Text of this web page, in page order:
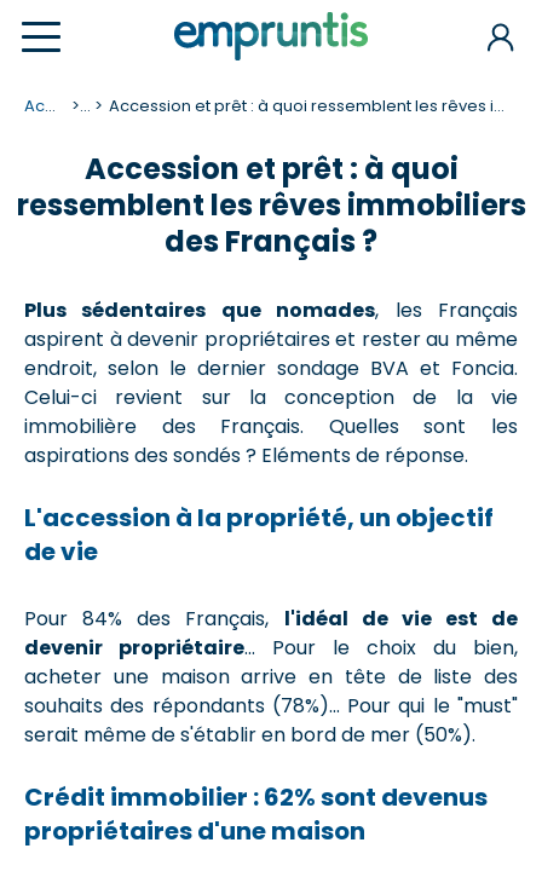
Accueil ... Accession et prêt : à quoi ressemblent les rêves immobiliers des Français ?
Accession et prêt : à quoi
ressemblent les rêves immobiliers
des Français ?
Plus sédentaires que nomades, les Français
aspirent à devenir propriétaires et rester au même
endroit, selon le dernier sondage BVA et Foncia.
Celui-ci revient sur la conception de la vie
immobilière des Français. Quelles sont les
aspirations des sondés ? Eléments de réponse.
L'accession à la propriété, un objectif
de vie
Pour 84% des Français, l'idéal de vie est de
devenir propriétaire... Pour le choix du bien,
acheter une maison arrive en tête de liste des
souhaits des répondants (78%)... Pour qui le "must"
serait même de s'établir en bord de mer (50%).
Crédit immobilier : 62% sont devenus
propriétaires d'une maison